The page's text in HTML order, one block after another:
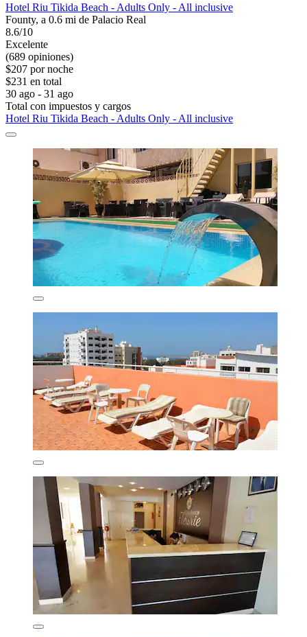
Hotel Riu Tikida Beach - Adults Only - All inclusive
Founty, a 0.6 mi de Palacio Real
8.6/10
Excelente
(689 opiniones)
$207 por noche
$231 en total
30 ago - 31 ago
Total con impuestos y cargos
Hotel Riu Tikida Beach - Adults Only - All inclusive